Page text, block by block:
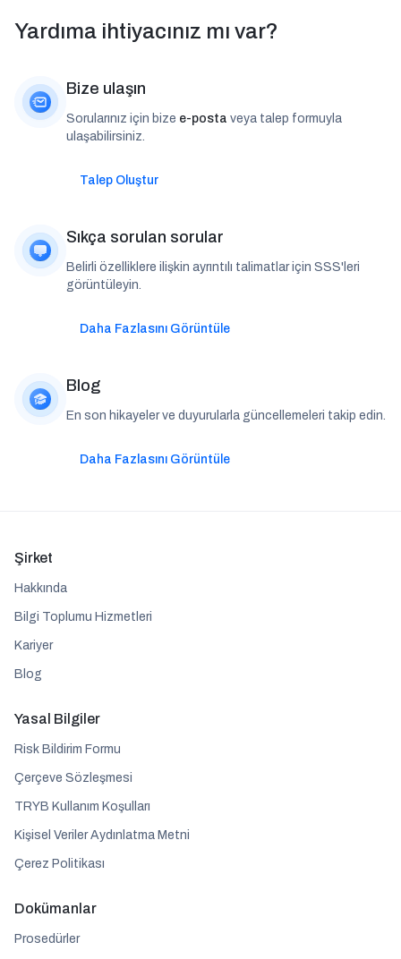
Yardıma ihtiyacınız mı var?
Bize ulaşın
Sorularınız için bize e-posta veya talep formuyla
ulaşabilirsiniz.
Talep Oluştur
Sıkça sorulan sorular
Belirli özelliklere ilişkin ayrıntılı talimatlar için SSS'leri
görüntüleyin.
Daha Fazlasını Görüntüle
Blog
En son hikayeler ve duyurularla güncellemeleri takip edin.
Daha Fazlasını Görüntüle
Şirket
Hakkında
Bilgi Toplumu Hizmetleri
Kariyer
Blog
Yasal Bilgiler
Risk Bildirim Formu
Çerçeve Sözleşmesi
TRYB Kullanım Koşulları
Kişisel Veriler Aydınlatma Metni
Çerez Politikası
Dokümanlar
Prosedürler